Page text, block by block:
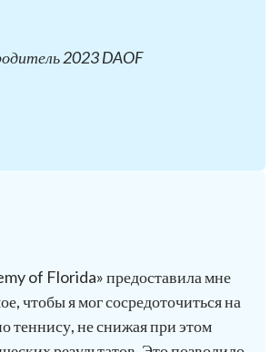
2023 DAOF
of Florida» предоставила мне
чтобы я мог сосредоточиться на
теннису, не снижая при этом